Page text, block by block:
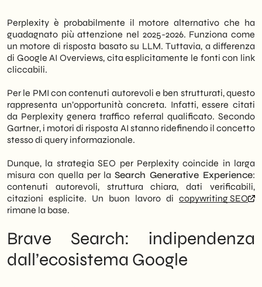
Perplexity è probabilmente il motore alternativo che ha
guadagnato più attenzione nel 2025-2026. Funziona come
un motore di risposta basato su LLM. Tuttavia, a differenza
di Google AI Overviews, cita esplicitamente le fonti con link
cliccabili.
Per le PMI con contenuti autorevoli e ben strutturati, questo
rappresenta un’opportunità concreta. Infatti, essere citati
da Perplexity genera traffico referral qualificato. Secondo
Gartner, i motori di risposta AI stanno ridefinendo il concetto
stesso di query informazionale.
Dunque, la strategia SEO per Perplexity coincide in larga
misura con quella per laSearch Generative Experience:
contenuti autorevoli, struttura chiara, dati verificabili,
citazioni esplicite. Un buon lavoro di copywriting SEO
rimane la base.
Brave Search: indipendenza
dall’ecosistema Google